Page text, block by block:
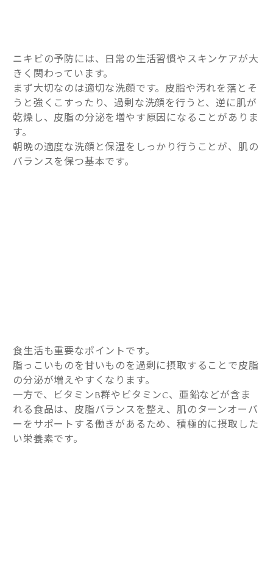
ニキビの予防には、日常の生活習慣やスキンケアが大
きく関わっています。
まず大切なのは適切な洗顔です。皮脂や汚れを落とそ
うと強くこすったり、過剰な洗顔を行うと、逆に肌が
乾燥し、皮脂の分泌を増やす原因になることがありま
す。
朝晩の適度な洗顔と保湿をしっかり行うことが、肌の
バランスを保つ基本です。
食生活も重要なポイントです。
脂っこいものを甘いものを過剰に摂取することで皮脂
の分泌が増えやすくなります。
一方で、ビタミンB群やビタミンC、亜鉛などが含ま
れる食品は、皮脂バランスを整え、肌のターンオーバ
ーをサポートする働きがあるため、積極的に摂取した
い栄養素です。